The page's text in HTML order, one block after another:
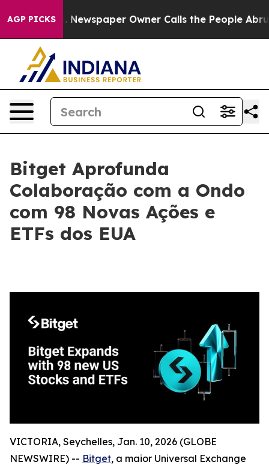
AGP PICKSNewspaper Owner Calls the People
Bitget Aprofunda
Colaboração com a Ondo
com 98 Novas Ações e
ETFs dos EUA
VICTORIA, Seychelles, Jan. 10, 2026 (GLOBE
NEWSWIRE) -- Bitget, a maior Universal Exchange